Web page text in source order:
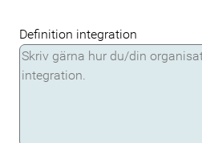
Definition integration